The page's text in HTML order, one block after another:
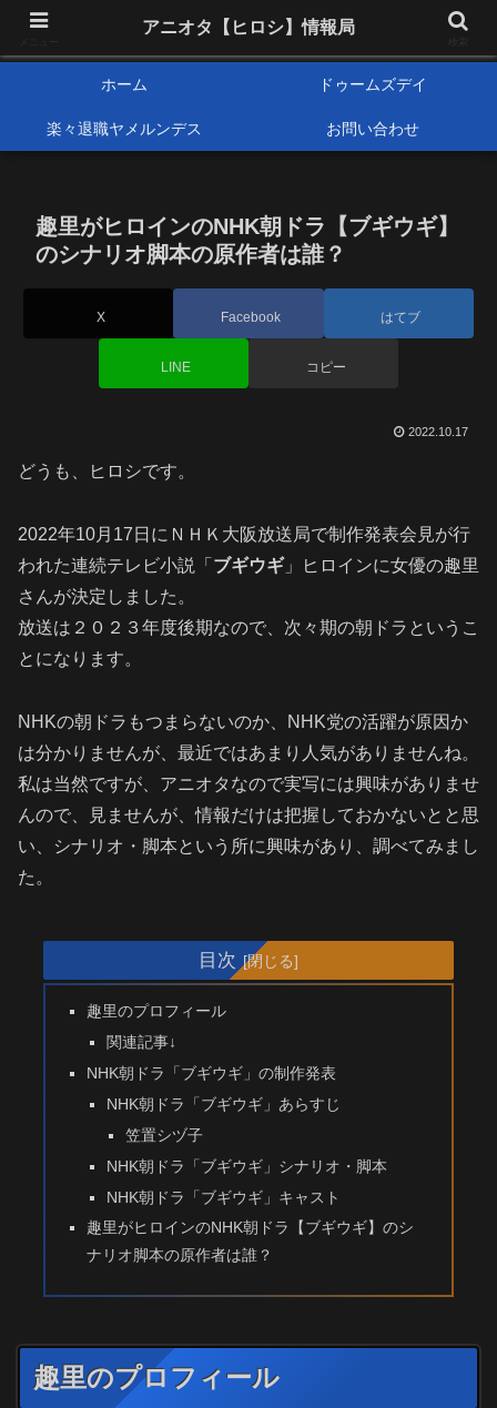
アニメオタクで元サラリーマンの独自な目線から、おすすめなどの紹介や気に
ホーム ドゥームズデイ
楽々退職ヤメルンデス お問い合わせ
趣里がヒロインのNHK朝ドラ【ブギウギ】
のシナリオ脚本の原作者は誰？
X Facebook はてブ
LINE コピー
2022.10.17
どうも、ヒロシです。
2022年10月17日にＮＨＫ大阪放送局で制作発表会見が行
われた連続テレビ小説「 ブギウギ」ヒロインに女優の趣里
さんが決定しました。
放送は２０２３年度後期なので、次々期の朝ドラというこ
とになります。
NHKの朝ドラもつまらないのか、NHK党の活躍が原因か
は分かりませんが、最近ではあまり人気がありませんね。
私は当然ですが、アニオタなので実写には興味がありませ
んので、見ませんが、情報だけは把握しておかないとと思
い、シナリオ・脚本という所に興味があり、調べてみまし
た。
目次
趣里のプロフィール
関連記事↓
NHK朝ドラ「ブギウギ」の制作発表
NHK朝ドラ「ブギウギ」あらすじ
笠置シヅ子
NHK朝ドラ「ブギウギ」シナリオ・脚本
NHK朝ドラ「ブギウギ」キャスト
趣里がヒロインのNHK朝ドラ【ブギウギ】のシ
ナリオ脚本の原作者は誰？
趣里のプロフィール
アニオタ【ヒロシ】情報局